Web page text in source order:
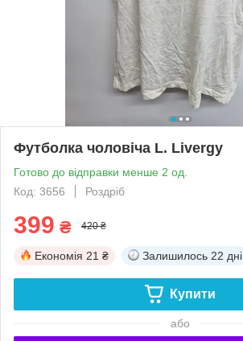
Футболка чоловіча L. Livergy
Готово до відправки менше 2 од.
Код: 3656
Роздріб
399 ₴ 420 ₴
Економія 21 ₴ Залишилось 22 дні
Купити
або